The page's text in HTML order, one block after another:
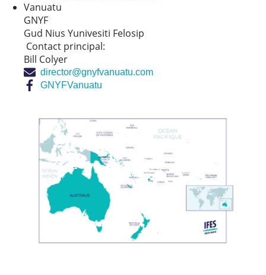
Vanuatu
GNYF
Gud Nius Yunivesiti Felosip
Contact principal:
Bill Colyer
director@gnyfvanuatu.com
GNYFVanuatu